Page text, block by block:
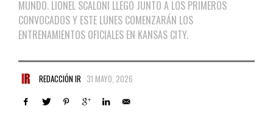
MUNDO. LIONEL SCALONI LLEGÓ JUNTO A LOS PRIMEROS
CONVOCADOS Y ESTE LUNES COMENZARÁN LOS
ENTRENAMIENTOS OFICIALES EN KANSAS CITY.
REDACCIÓN IR 31 MAYO, 2026